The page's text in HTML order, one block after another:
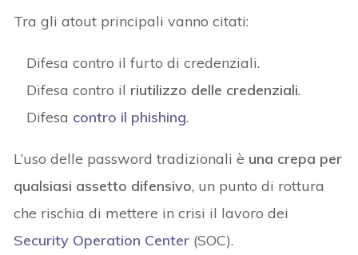
Tra gli atout principali vanno citati:
Difesa contro il furto di credenziali.
Difesa contro il riutilizzo delle credenziali.
Difesa contro il phishing.
L’uso delle password tradizionali è una crepa per
qualsiasi assetto difensivo, un punto di rottura
che rischia di mettere in crisi il lavoro dei
Security Operation Center (SOC).